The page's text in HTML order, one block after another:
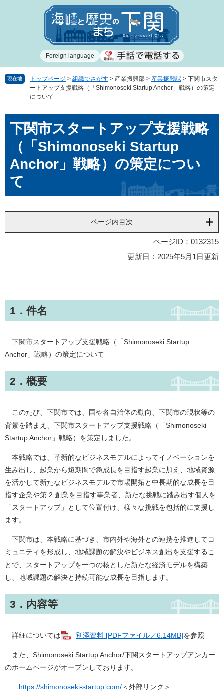
で
ば
Foreign language
現在地 トップページ > 組織でさがす > 産業振興部 > 産業振興課 > 下関市スタ
ートアップ支援戦略（「Shimonoseki Startup Anchor」戦略）の策定
について
下関市スタートアップ支援戦略
（「Shimonoseki Startup
Anchor」戦略）の策定につい
て
ページ内目次
ページID：0132315
更新日：2025年5月1日更新
1．件名
下関市スタートアップ支援戦略（「Shimonoseki Startup
Anchor」戦略）の策定について
2．概要
このたび、下関市では、国や各自治体の動向、下関市の現状等の
背景を踏まえ、下関市スタートアップ支援戦略（「Shimonoseki
Startup Anchor」戦略）を策定しました。
本戦略では、革新的なビジネスモデルによってイノベーションを
生み出し、起業から短期間で急成長を目指す起業に加え、地域資源
を活かして新たなビジネスモデルで市場開拓と中長期的な成長を目
指す企業や第 2 創業を目指す事業者、新たな挑戦に踏み出す個人を
「スタートアップ」として位置付け、様々な挑戦を包括的に支援し
ます。
下関市は、本戦略に基づき、市内外や海外との連携を推進してコ
ミュニティを形成し、地域課題の解決やビジネス創出を支援するこ
とで、スタートアップを一つの核とした新たな経済モデルを構築
し、地域課題の解決と持続可能な成長を目指します。
3．内容等
詳細については 別添資料 [PDFファイル／6.14MB]を参照
また、Shimonoseki Startup Anchor/下関スタートアップアンカー
のホームページがオープンしております。
https://shimonoseki-startup.com/＜外部リンク＞